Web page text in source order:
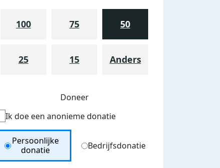
100 75 50
25 15 Anders
Doneer
Ik doe een anonieme donatie
Donation Type
Persoonlijke
donatie
Bedrijfsdonatie